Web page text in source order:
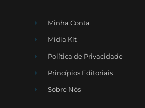
Minha Conta
Mídia Kit
Política de Privacidade
Princípios Editoriais
Sobre Nós